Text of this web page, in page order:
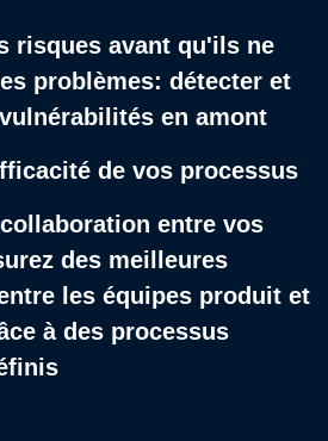
risques avant qu'ils ne
problèmes: détecter et
en amont
de vos processus
entre vos
des meilleures
les équipes produit et
à des processus